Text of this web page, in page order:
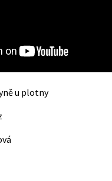
u plotny